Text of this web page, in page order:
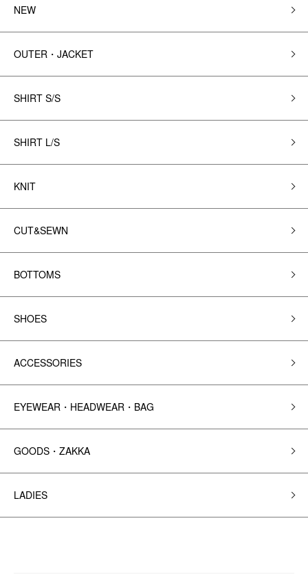
NEW
OUTER・JACKET
SHIRT S/S
SHIRT L/S
KNIT
CUT&SEWN
BOTTOMS
SHOES
ACCESSORIES
EYEWEAR・HEADWEAR・BAG
GOODS・ZAKKA
LADIES